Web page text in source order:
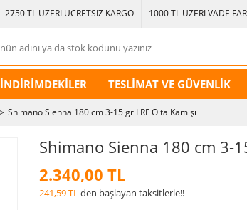
2750 TL ÜZERİ ÜCRETSİZ KARGO 1000 TL ÜZERİ VADE
İNDİRİMDEKİLER TESLİMAT VE GÜVENLİK
Shimano Sienna 180 cm 3-15 gr LRF Olta Kamışı
Shimano Sienna 180 cm 3-
2.340,00 TL
241,59 TLden başlayan taksitlerle!!